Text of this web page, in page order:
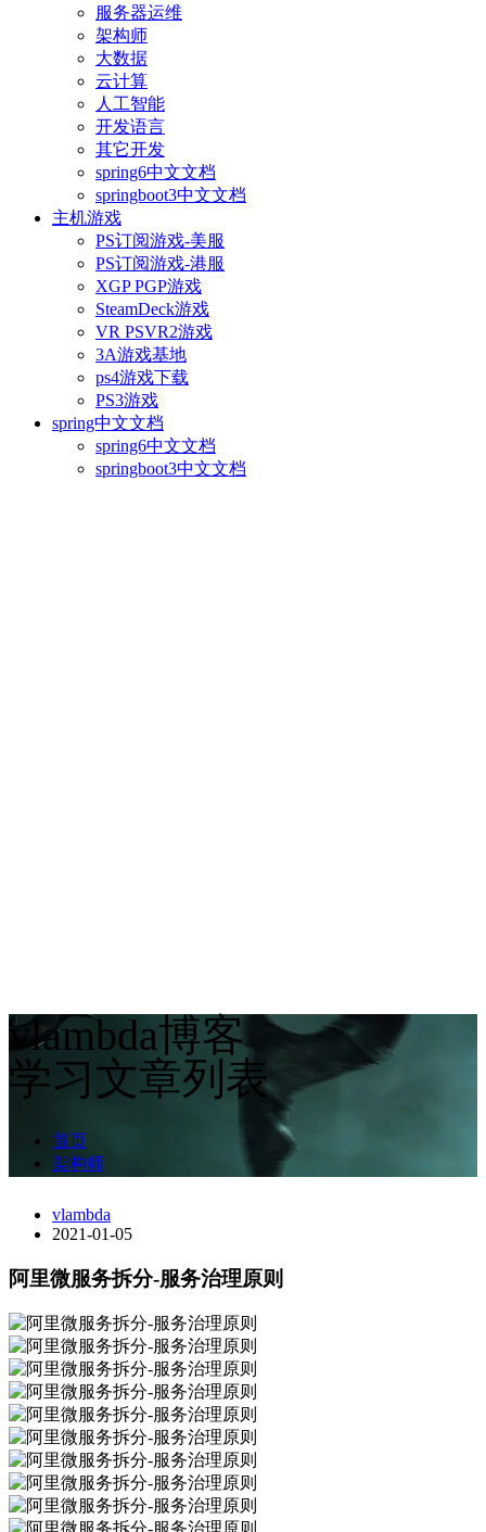
服务器运维
架构师
大数据
云计算
人工智能
开发语言
其它开发
spring6中文文档
springboot3中文文档
主机游戏
PS订阅游戏-美服
PS订阅游戏-港服
XGP PGP游戏
SteamDeck游戏
VR PSVR2游戏
3A游戏基地
ps4游戏下载
PS3游戏
spring中文文档
spring6中文文档
springboot3中文文档
vlambda博客
学习文章列表
首页
架构师
vlambda
2021-01-05
阿里微服务拆分-服务治理原则